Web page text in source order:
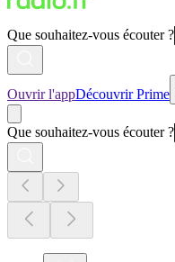
Que souhaitez-vous écouter ?
Ouvrir l'appDécouvrir Prime
Que souhaitez-vous écouter ?